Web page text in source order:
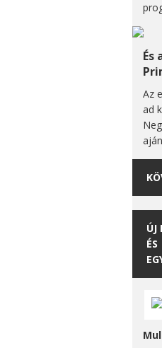
És
Az
ad
ÚJ
ÉS